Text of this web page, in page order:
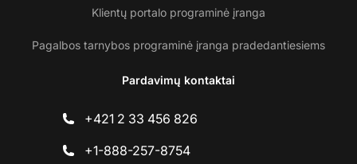
Klientų portalo programinė įranga
Pagalbos tarnybos programinė įranga pradedantiesiems
Pardavimų kontaktai
+421 2 33 456 826
+1-888-257-8754